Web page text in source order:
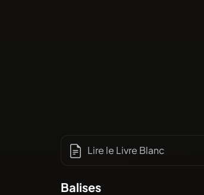
Lire le Livre Blanc
Balises